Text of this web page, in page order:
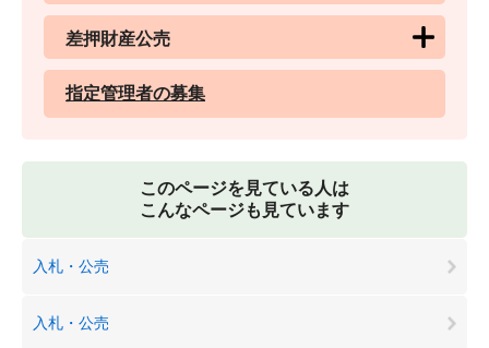
差押財産公売
指定管理者の募集
このページを見ている人は
こんなページも見ています
入札・公売
入札・公売